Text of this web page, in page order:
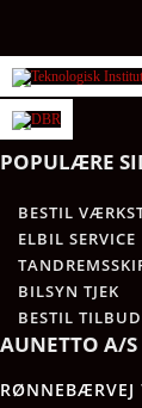
POPULÆRE
BESTIL
ELBIL SERVICE
BILSYN TJEK
BESTIL TILBUD
AUNETTO A/S
RØNNEBÆRVEJ